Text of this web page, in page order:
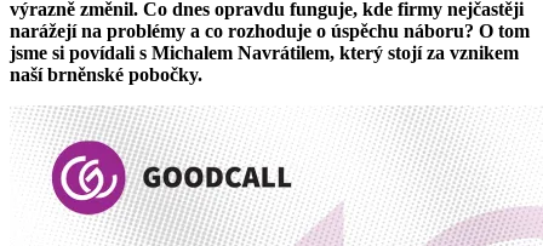
výrazně změnil. Co dnes opravdu funguje, kde firmy nejčastěji
narážejí na problémy a co rozhoduje o úspěchu náboru? O tom
jsme si povídali s Michalem Navrátilem, který stojí za vznikem
naší brněnské pobočky.